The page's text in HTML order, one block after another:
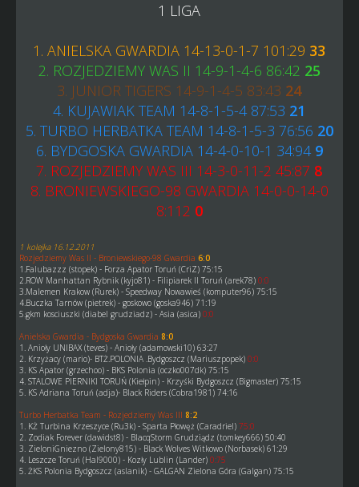
1 LIGA
1. ANIELSKA GWARDIA 14-13-0-1-7 101:29 33
2. ROZJEDZIEMY WAS II 14-9-1-4-6 86:42 25
3. JUNIOR TIGERS 14-9-1-4-5 83:43 24
4. KUJAWIAK TEAM 14-8-1-5-4 87:53 21
5. TURBO HERBATKA TEAM 14-8-1-5-3 76:56 20
6. BYDGOSKA GWARDIA 14-4-0-10-1 34:94 9
7. ROZJEDZIEMY WAS III 14-3-0-11-2 45:87 8
8. BRONIEWSKIEGO-98 GWARDIA 14-0-0-14-0
8:112 0
1 kolejka 16.12.2011
Rozjedziemy Was II - Broniewskiego-98 Gwardia 6:0
1.Falubazzz (stopek) - Forza Apator Toruń (CriZ) 75:15
2.ROW Manhattan Rybnik (kyjo81) - Filipiarek II Toruń (arek78) 0:0
3.Malemen Krakow (Rurek) - Speedway Nowawieś (komputer96) 75:15
4.Buczka Tarnów (pietrek) - goskowo (goska946) 71:19
5.gkm kosciuszki (diabel grudziadz) - Asia (asica) 0:0
Anielska Gwardia - Bydgoska Gwardia 8:0
1. Anioły UNIBAX (teves) - Anioły (adamowski10) 63:27
2. Krzyżacy (mario)- BTŻ.POLONIA .Bydgoszcz (Mariuszpopek) 0:0
3. KS Apator (grzechoo) - BKS Polonia (oczko007dk) 75:15
4. STALOWE PIERNIKI TORUŃ (Kiełpin) - Krzyśki Bydgoszcz (Bigmaster) 75:15
5. KS Adriana Toruń (adja)- Black Riders (Cobra1981) 74:16
Turbo Herbatka Team - Rozjedziemy Was III 8:2
1. KŻ Turbina Krzeszyce (Ru3k) - Sparta Płowęż (Caradriel) 75:0
2. Zodiak Forever (dawidst8) - BlacqStorm Grudziądz (tomkey666) 50:40
3. ZieloniGniezno (Zielony815) - Black Wolves Witkowo (Norbasek) 61:29
4. Leszcze Toruń (Hal9000) - Kozły Lublin (Lander) 0:75
5. ŻKS Polonia Bydgoszcz (aslanik) - GALGAN Zielona Góra (Galgan) 75:15